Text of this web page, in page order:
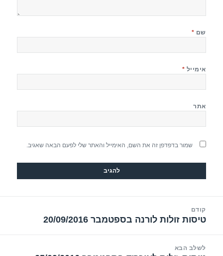
שם *
אימייל *
אתר
שמור בדפדפן זה את השם, האימייל והאתר שלי לפעם הבאה שאגיב.
קודם
הפוסט
טיסות זולות לורנה בספטמבר 20/09/2016
לשלב הבא